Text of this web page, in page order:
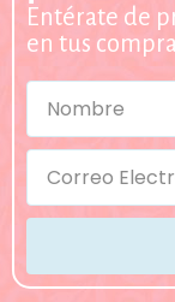
Entérate de
en tus